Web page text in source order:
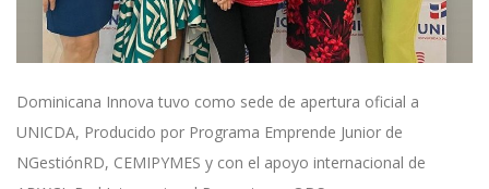
Dominicana Innova tuvo como sede de apertura oficial a
UNICDA, Producido por Programa Emprende Junior de
NGestiónRD, CEMIPYMES y con el apoyo internacional de